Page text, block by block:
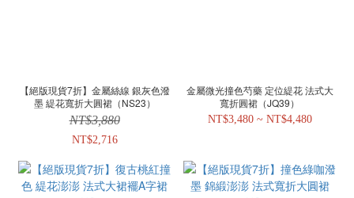
【絕版現貨7折】金屬絲線 銀灰色潑
墨 緹花寬折大圓裙（NS23）
NT$3,880
NT$2,716
金屬微光撞色芍藥 定位緹花 法式大
寬折圓裙（JQ39）
NT$3,480 ~ NT$4,480